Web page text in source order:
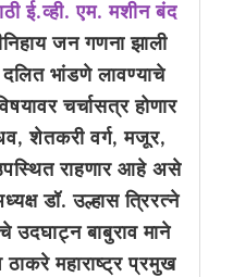
ई.व्ही. एम. मशीन बंद
जन गणना झाली
भांडणे लावण्याचे
चर्चासत्र होणार
शेतकरी वर्ग, मजूर,
राहणार आहे असे
डॉ. उल्हास त्रिरत्ने
उदघाट्न बाबुराव माने
ठाकरे महाराष्ट्र प्रमुख